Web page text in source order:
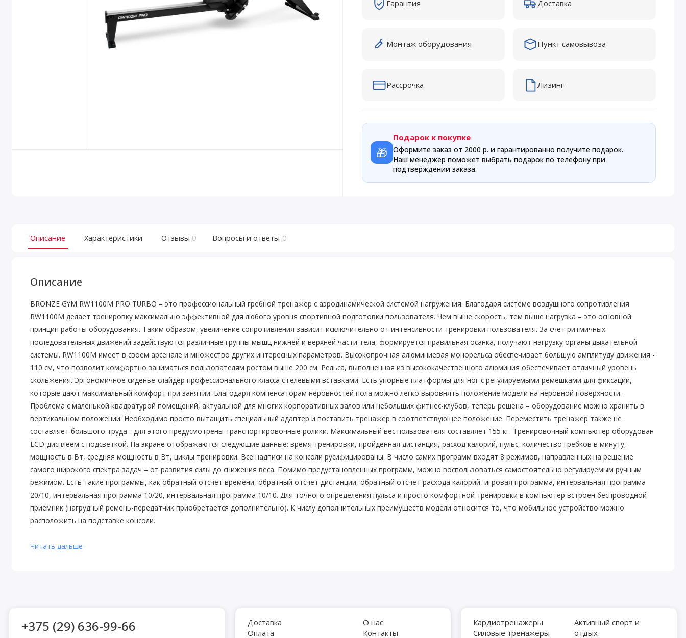
Гарантия Доставка
Монтаж оборудования Пункт самовывоза
Рассрочка Лизинг
🎁
Подарок к покупке
Оформите заказ от 2000 р. и гарантированно получите подарок.
Наш менеджер поможет выбрать подарок по телефону при
подтверждении заказа.
Описание Характеристики Отзывы 0 Вопросы и ответы 0
Описание
BRONZE GYM RW1100M PRO TURBO – это профессиональный гребной тренажер с аэродинамической системой нагружения. Благодаря системе воздушного сопротивления
RW1100M делает тренировку максимально эффективной для любого уровня спортивной подготовки пользователя. Чем выше скорость, тем выше нагрузка – это основной
принцип работы оборудования. Таким образом, увеличение сопротивления зависит исключительно от интенсивности тренировки пользователя. За счет ритмичных
последовательных движений задействуются различные группы мышц нижней и верхней части тела, формируется правильная осанка, получают нагрузку органы дыхательной
системы. RW1100M имеет в своем арсенале и множество других интересных параметров. Высокопрочная алюминиевая монорельса обеспечивает большую амплитуду движения -
110 см, что позволит комфортно заниматься пользователям ростом выше 200 см. Рельса, выполненная из высококачественного алюминия обеспечивает отличный уровень
скольжения. Эргономичное сиденье-слайдер профессионального класса с гелевыми вставками. Есть упорные платформы для ног с регулируемыми ремешками для фиксации,
которые дают максимальный комфорт при занятии. Благодаря компенсаторам неровностей пола можно легко выровнять положение модели на неровной поверхности.
Проблема с маленькой квадратурой помещений, актуальной для многих корпоративных залов или небольших фитнес-клубов, теперь решена – оборудование можно хранить в
вертикальном положении. Необходимо просто вытащить специальный адаптер и поставить тренажер в соответствующее положение. Переместить тренажер также не
составляет большого труда - для этого предусмотрены транспортировочные ролики. Максимальный вес пользователя составляет 155 кг. Тренировочный компьютер оборудован
LCD-дисплеем с подсветкой. На экране отображаются следующие данные: время тренировки, пройденная дистанция, расход калорий, пульс, количество гребков в минуту,
мощность в Вт, средняя мощность в Вт, циклы тренировки. Все надписи на консоли русифицированы. В число самих программ входят 8 режимов, направленных на решение
самого широкого спектра задач – от развития силы до снижения веса. Помимо предустановленных программ, можно воспользоваться самостоятельно регулируемым ручным
режимом. Есть такие программы, как обратный отсчет времени, обратный отсчет дистанции, обратный отсчет расхода калорий, игровая программа, интервальная программа
20/10, интервальная программа 10/20, интервальная программа 10/10. Для точного определения пульса и просто комфортной тренировки в компьютер встроен беспроводной
приемник (нагрудный ремень-передатчик приобретается дополнительно). К числу дополнительных преимуществ модели относится то, что мобильное устройство можно
расположить на подставке консоли.
Читать дальше
+375 (29) 636-99-66
Доставка
Оплата
О нас
Контакты
Кардиотренажеры
Силовые тренажеры
Активный спорт и
отдых